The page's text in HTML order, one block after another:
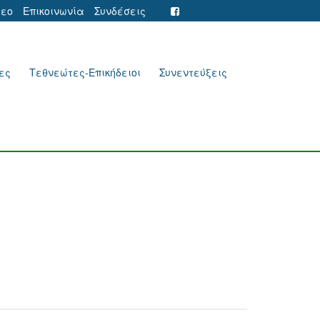
Επικοινωνία Συνδέσεις
Τεθνεώτες-Επικήδειοι Συνεντεύξεις